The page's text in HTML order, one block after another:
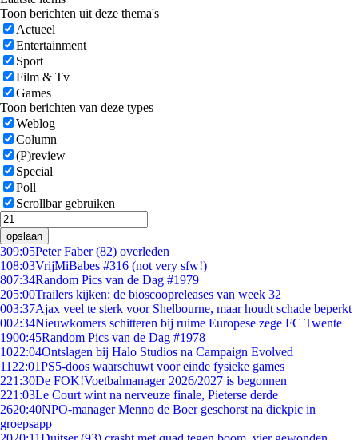
Toon berichten uit deze thema's
Actueel
Entertainment
Sport
Film & Tv
Games
Toon berichten van deze types
Weblog
Column
(P)review
Special
Poll
Scrollbar gebruiken
opslaan
309:05Peter Faber (82) overleden
108:03VrijMiBabes #316 (not very sfw!)
807:34Random Pics van de Dag #1979
205:00Trailers kijken: de bioscoopreleases van week 32
003:37Ajax veel te sterk voor Shelbourne, maar houdt schade beperkt
002:34Nieuwkomers schitteren bij ruime Europese zege FC Twente
1900:45Random Pics van de Dag #1978
1022:04Ontslagen bij Halo Studios na Campaign Evolved
11 22:01PS5-doos waarschuwt voor einde fysieke games
221:30De FOK!Voetbalmanager 2026/2027 is begonnen
221:03Le Court wint na nerveuze finale, Pieterse derde
2620:40NPO-manager Menno de Boer geschorst na dickpic in
groepsapp